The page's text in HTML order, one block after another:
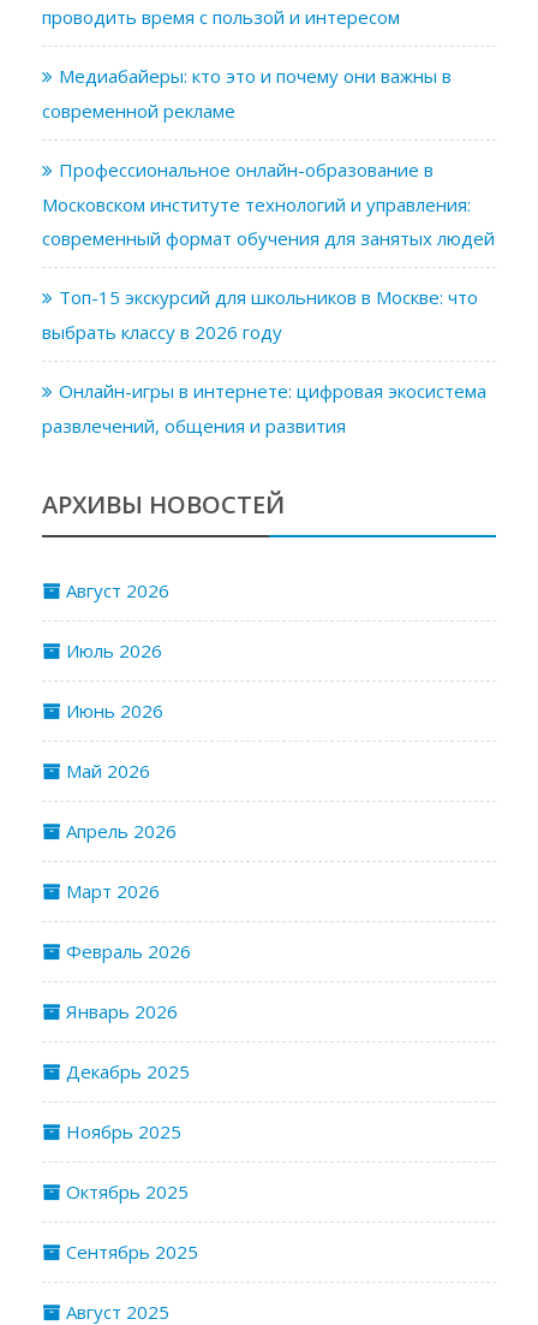
проводить время с пользой и интересом
Медиабайеры: кто это и почему они важны в
современной рекламе
Профессиональное онлайн-образование в
Московском институте технологий и управления:
современный формат обучения для занятых людей
Топ-15 экскурсий для школьников в Москве: что
выбрать классу в 2026 году
Онлайн-игры в интернете: цифровая экосистема
развлечений, общения и развития
АРХИВЫ НОВОСТЕЙ
Август 2026
Июль 2026
Июнь 2026
Май 2026
Апрель 2026
Март 2026
Февраль 2026
Январь 2026
Декабрь 2025
Ноябрь 2025
Октябрь 2025
Сентябрь 2025
Август 2025